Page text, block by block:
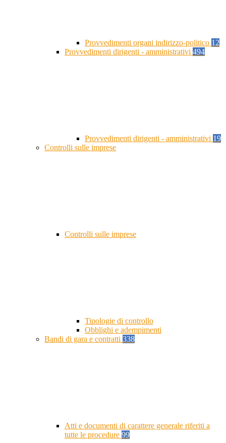
Provvedimenti organi indirizzo-politico 12
Provvedimenti dirigenti - amministrativi 494
Provvedimenti dirigenti - amministrativi 19
Controlli sulle imprese
Controlli sulle imprese
Tipologie di controllo
Obblighi e adempimenti
Bandi di gara e contratti 338
Atti e documenti di carattere generale riferiti a
tutte le procedure 99